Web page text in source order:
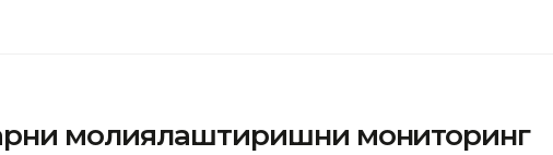
молиялаштиришни мониторинг